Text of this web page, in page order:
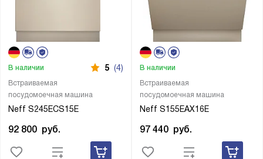
Встраиваемая
посудомоечная машина
Neff S245ECS15E
В наличии 5 (4)
92 800 руб.
Встраиваемая
посудомоечная машина
Neff S155EAX16E
В наличии
97 440 руб.